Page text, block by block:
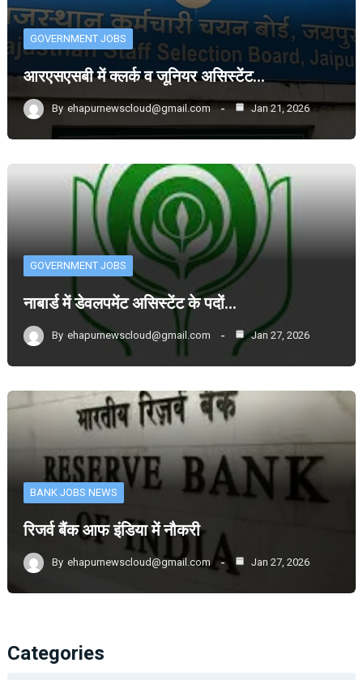
GOVERNMENT JOBS
आरएसएसबी में क्लर्क व जूनियर असिस्टेंट…
By ehapurnewscloud@gmail.com Jan 21, 2026
GOVERNMENT JOBS
नाबार्ड में डेवलपमेंट असिस्टेंट के पदों…
By ehapurnewscloud@gmail.com Jan 27, 2026
BANK JOBS NEWS
रिजर्व बैंक आफ इंडिया में नौकरी
By ehapurnewscloud@gmail.com Jan 27, 2026
Categories